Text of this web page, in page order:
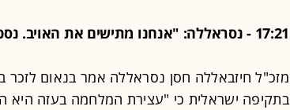
17:21 - נסראללה: "אנחנו מתישים את האויב. נסכים לכל החלטה של חמאס במו"מ"
מזכ"ל חיזבאללה חסן נסראללה אמר בנאום לזכר
בתקיפה ישראלית כי "עצירת המלחמה בעזה היא